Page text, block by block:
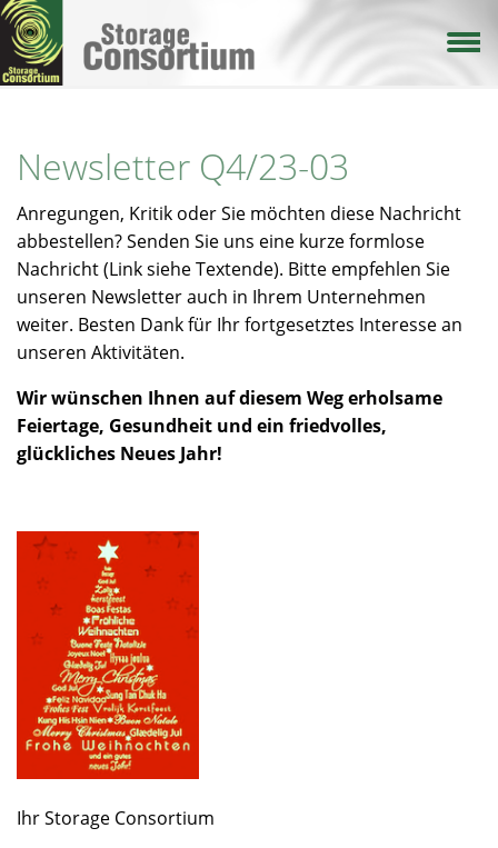
Direkt
zum
Inhalt
Newsletter Q4/23-03
Anregungen, Kritik oder Sie möchten diese Nachricht
abbestellen? Senden Sie uns eine kurze formlose
Nachricht (Link siehe Textende). Bitte empfehlen Sie
unseren Newsletter auch in Ihrem Unternehmen
weiter. Besten Dank für Ihr fortgesetztes Interesse an
unseren Aktivitäten.
Wir wünschen Ihnen auf diesem Weg erholsame
Feiertage, Gesundheit und ein friedvolles,
glückliches Neues Jahr!
Ihr Storage Consortium